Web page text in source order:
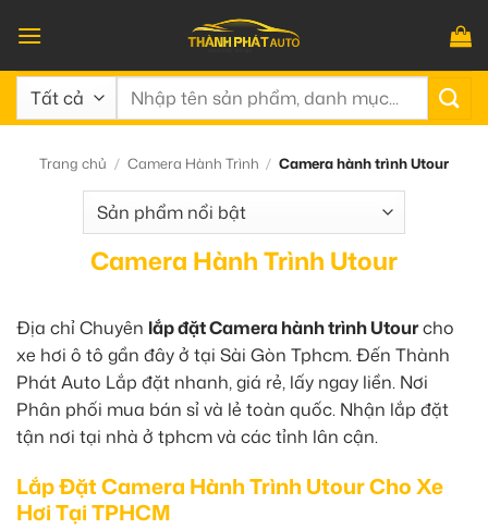
qua
nội
dung
Tìm
Trang chủ / Camera Hành Trình / Camera hành trình Utour
Camera Hành Trình Utour
Địa chỉ Chuyên lắp đặt Camera hành trình Utourcho
xe hơi ô tô gần đây ở tại Sài Gòn Tphcm. Đến Thành
Phát Auto Lắp đặt nhanh, giá rẻ, lấy ngay liền. Nơi
Phân phối mua bán sỉ và lẻ toàn quốc. Nhận lắp đặt
tận nơi tại nhà ở tphcm và các tỉnh lân cận.
Lắp Đặt Camera Hành Trình Utour Cho Xe
Hơi Tại TPHCM